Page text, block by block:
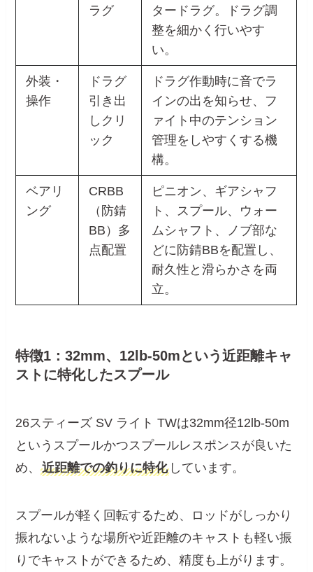
ラグ
タードラグ。ドラグ調
整を細かく行いやす
い。
外装・
操作
ドラグ
引き出
しクリ
ック
ドラグ作動時に音でラ
インの出を知らせ、フ
ァイト中のテンション
管理をしやすくする機
構。
ベアリ
ング
CRBB
（防錆
BB）多
点配置
ピニオン、ギアシャフ
ト、スプール、ウォー
ムシャフト、ノブ部な
どに防錆BBを配置し、
耐久性と滑らかさを両
立。
特徴1：32mm、12lb-50mという近距離キャ
ストに特化したスプール
26スティーズ SV ライト TWは32mm径12lb-50m
というスプールかつスプールレスポンスが良いた
め、近距離での釣りに特化 しています。
スプールが軽く回転するため、ロッドがしっかり
振れないような場所や近距離のキャストも軽い振
りでキャストができるため、精度も上がります。